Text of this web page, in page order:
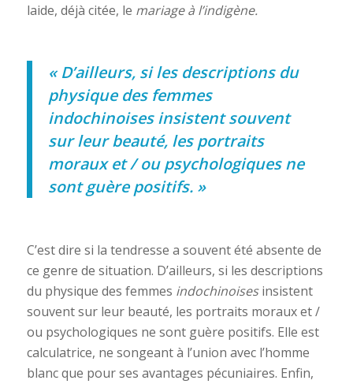
laide, déjà citée, le mariage à l’indigène.
« D’ailleurs, si les descriptions du
physique des femmes
indochinoises insistent souvent
sur leur beauté, les portraits
moraux et / ou psychologiques ne
sont guère positifs. »
C’est dire si la tendresse a souvent été absente de
ce genre de situation. D’ailleurs, si les descriptions
du physique des femmes indochinoisesinsistent
souvent sur leur beauté, les portraits moraux et /
ou psychologiques ne sont guère positifs. Elle est
calculatrice, ne songeant à l’union avec l’homme
blanc que pour ses avantages pécuniaires. Enfin,